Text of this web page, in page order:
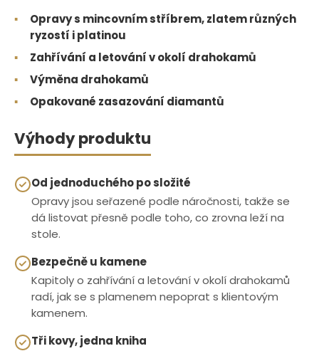
▪
Opravy s mincovním stříbrem, zlatem různých
ryzostí i platinou
▪
Zahřívání a letování v okolí drahokamů
▪
Výměna drahokamů
▪
Opakované zasazování diamantů
Výhody produktu
Od jednoduchého po složité
Opravy jsou seřazené podle náročnosti, takže se
dá listovat přesně podle toho, co zrovna leží na
stole.
Bezpečně u kamene
Kapitoly o zahřívání a letování v okolí drahokamů
radí, jak se s plamenem nepoprat s klientovým
kamenem.
Tři kovy, jedna kniha